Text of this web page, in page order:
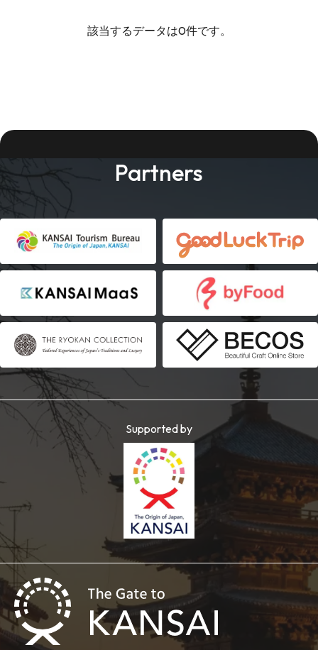
該当するデータは0件です。
Partners
Supported by